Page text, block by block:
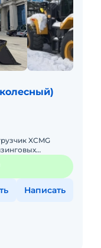
XCMG
Масса:10 400
Написать